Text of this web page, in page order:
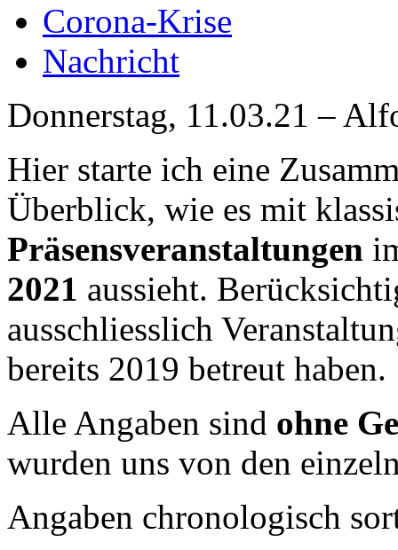
Corona-Krise
Nachricht
Donnerstag, 11.03.21 –
Hier starte ich eine
Überblick, wie es mit
Präsensveranstaltungen
2021 aussieht.
ausschliesslich
bereits 2019 betreut haben.
Alle Angaben sind ohne
wurden uns von den
Angaben chronologisch